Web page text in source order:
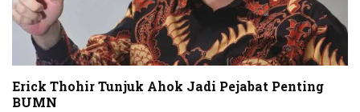
Erick Thohir Tunjuk Ahok Jadi Pejabat Penting
BUMN